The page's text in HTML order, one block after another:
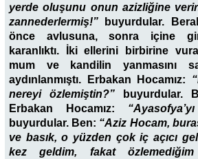
yerde oluşunu onun azizliğine
zannederlermiş!” buyurdular.
önce avlusuna, sonra içine
karanlıktı. İki ellerini birbirine
mum ve kandilin yanmasını
aydınlanmıştı. Erbakan Hocamız:
nereyi özlemiştin?” buyurdular.
Erbakan Hocamız:
buyurdular. Ben: “Aziz Hocam,
ve basık, o yüzden çok iç açıcı
kez geldim, fakat